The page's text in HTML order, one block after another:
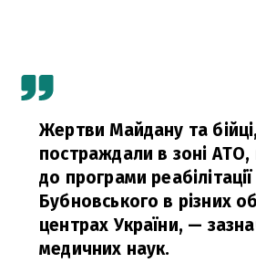
Жертви Майдану та
постраждали в зоні АТО,
до програми
Бубновського в різних
центрах України, —
медичних наук.